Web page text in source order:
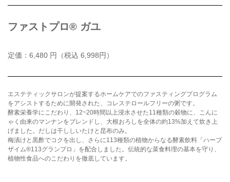
ファストプロ® ガユ
定価：6,480 円（税込 6,998円）
エステティックサロンが提案するホームケアでのファスティングプログラム
をアシストするために開発された、コレステロールフリーの粥です。
酵素栄養学にこだわり、12~20時間以上浸水させた11種類の穀物に、こんに
ゃく由来のマンナンをブレンドし、大根おろしを全体の約13%加えて炊き上
げました。だしは干ししいたけと昆布のみ。
梅漬けと黒酢でコクを出し、さらに113種類の植物からなる酵素飲料「ハーブ
ザイム®113グランプロ」を配合しました。伝統的な菜食料理の基本を守り、
植物性食品へのこだわりを徹底しています。